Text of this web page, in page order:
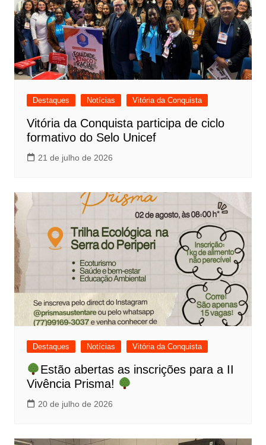
Destaques Notícias Vitória da Conquista
Vitória da Conquista participa de ciclo
formativo do Selo Unicef
21 de julho de 2026
Destaques Notícias Vitória da Conquista
Estão abertas as inscrições para a II
Vivência Prisma!
20 de julho de 2026